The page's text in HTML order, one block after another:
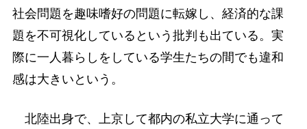
社会問題を趣味嗜好の問題に転嫁し、経済的な課
題を不可視化しているという批判も出ている。実
際に一人暮らしをしている学生たちの間でも違和
感は大きいという。
北陸出身で、上京して都内の私立大学に通って